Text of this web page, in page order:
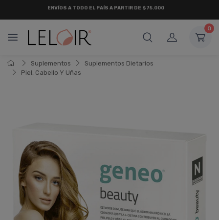
0
Suplementos
Suplementos Dietarios
Piel, Cabello Y Uñas